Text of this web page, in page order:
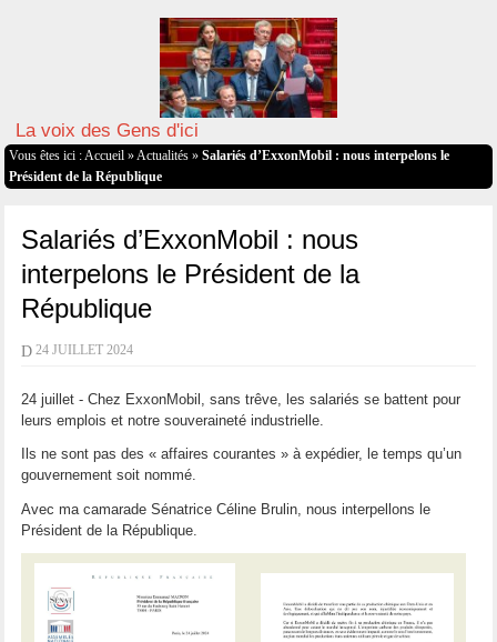
La voix des Gens d'ici
Vous êtes ici : Accueil » Actualités» Salariés d’ExxonMobil : nous interpelons le
Président de la République
Salariés d’ExxonMobil : nous
interpelons le Président de la
République
D 24 JUILLET 2024
24 juillet - Chez ExxonMobil, sans trêve, les salariés se battent pour
leurs emplois et notre souveraineté industrielle.
Ils ne sont pas des « affaires courantes » à expédier, le temps qu’un
gouvernement soit nommé.
Avec ma camarade Sénatrice Céline Brulin, nous interpellons le
Président de la République.